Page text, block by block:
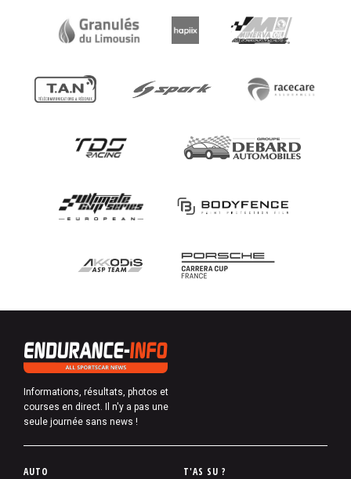
Informations, résultats, photos et
courses en direct. Il n'y a pas une
seule journée sans news !
P
AUTO T'AS SU ?